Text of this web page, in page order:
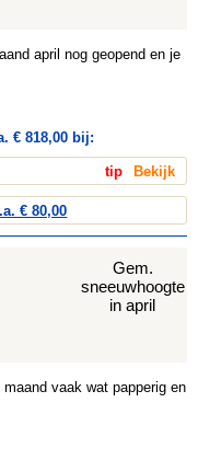
april nog geopend en je
€ 818,00 bij:
tip Bekijk
€ 80,00
vaak wat papperig en
Gem.
sneeuwhoogte
in april